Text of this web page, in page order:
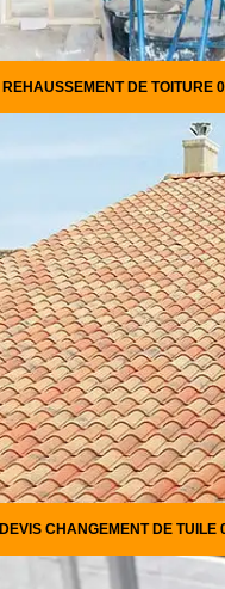
REHAUSSEMENT DE TOITURE
DEVIS CHANGEMENT DE TUILE